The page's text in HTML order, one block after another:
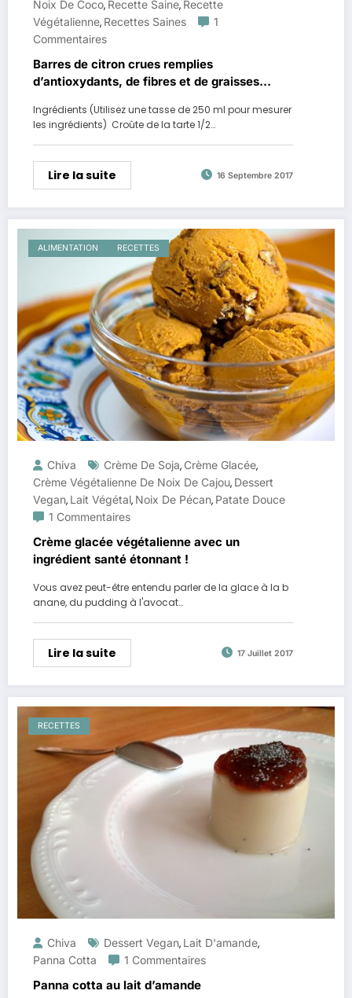
Noix De Coco, Recette Saine, Recette
Végétalienne, Recettes Saines
1
Commentaires
Barres de citron crues remplies
d’antioxydants, de fibres et de graisses
Ingrédients (Utilisez une tasse de 250 ml pour mesurer
les ingrédients) Croûte de la tarte 1/2…
Lire la suite 16 Septembre 2017
ALIMENTATION RECETTES
Chiva Crème De Soja, Crème Glacée,
Crème Végétalienne De Noix De Cajou, Dessert
Vegan, Lait Végétal, Noix De Pécan, Patate Douce
1 Commentaires
Crème glacée végétalienne avec un
ingrédient santé étonnant !
Vous avez peut-être entendu parler de la glace à la b
anane, du pudding à l'avocat…
Lire la suite 17 Juillet 2017
RECETTES
Chiva Dessert Vegan, Lait D'amande,
Panna Cotta
1 Commentaires
Panna cotta au lait d’amande